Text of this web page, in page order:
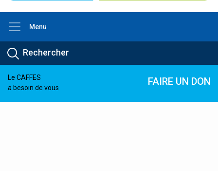
Menu
Le CAFFES
a besoin de vous
FAIRE UN DON